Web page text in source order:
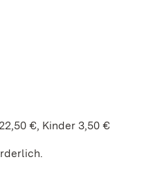
€, Kinder 3,50 €